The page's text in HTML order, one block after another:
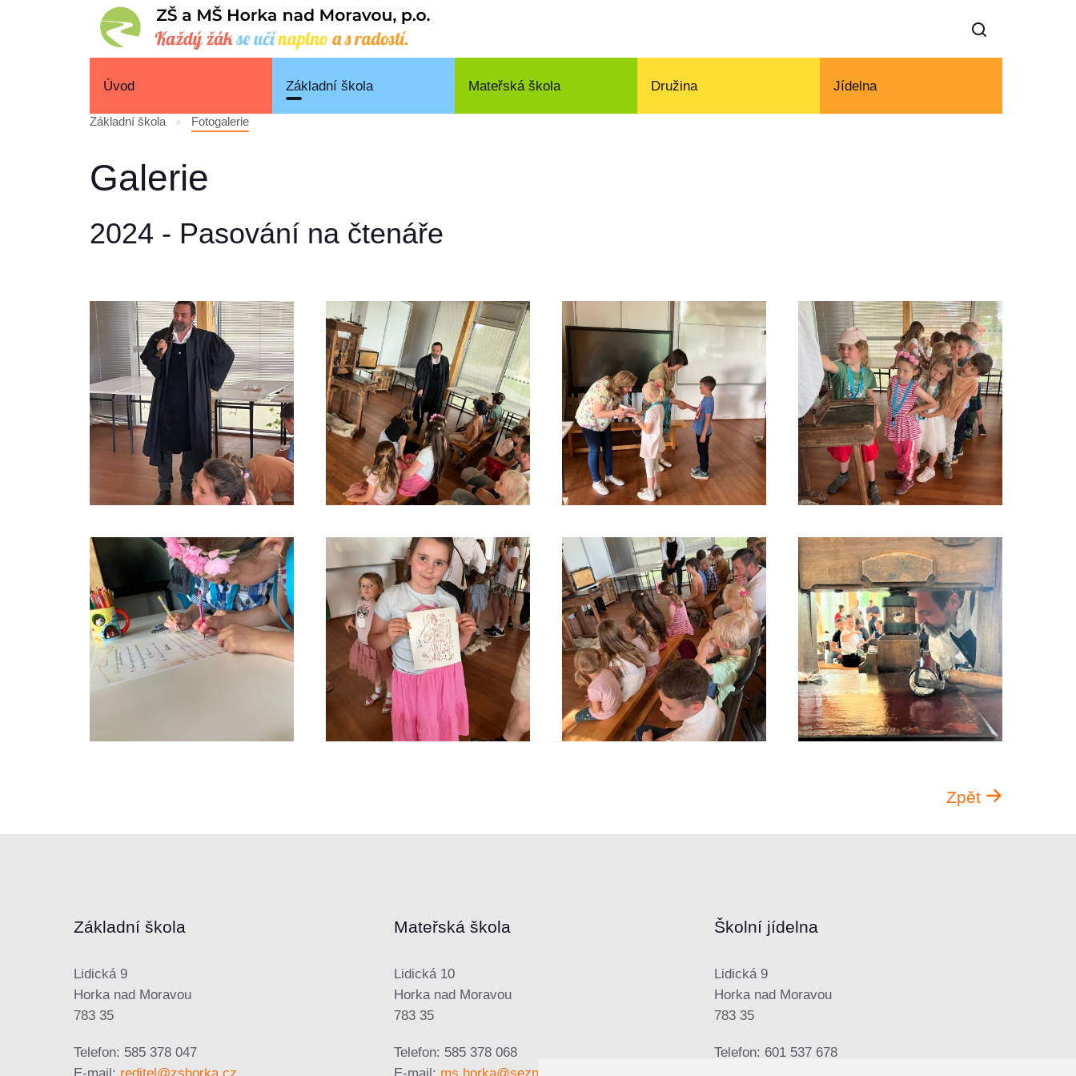
Úvod Základní škola Mateřská škola Družina Jídelna
Základní škola Fotogalerie
Galerie
2024 - Pasování na čtenáře
Zpět
Základní škola
Lidická 9
Horka nad Moravou
783 35
Telefon: 585 378 047
Mateřská škola
Lidická 10
Horka nad Moravou
783 35
Telefon: 585 378 068
Školní jídelna
Lidická 9
Horka nad Moravou
783 35
Telefon: 601 537 678